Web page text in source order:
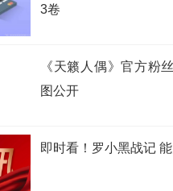
3卷
《天籁人偶》官方粉
图公开
即时看！罗小黑战记